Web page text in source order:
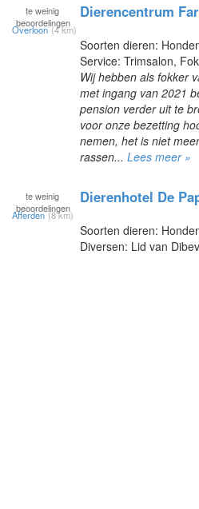
te weinig
beoordelingen
Dierencentrum
Overloon (4 km)
Soorten dieren:
Service: Trimsalon,
Wij hebben als fokker
met ingang van 2021
pension verder uit te
voor onze bezetting
nemen, het is niet
rassen... Lees meer »
te weinig
beoordelingen
Dierenhotel De
Afferden (8 km)
Soorten dieren:
Diversen: Lid van